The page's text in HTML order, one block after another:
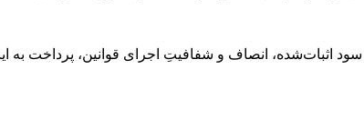
اثبات‌شده، انصاف و شفافیتِ اجرای قوانین، پرداخت به